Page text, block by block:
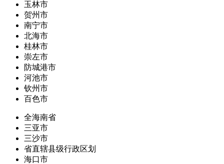
玉林市
贺州市
南宁市
北海市
桂林市
崇左市
防城港市
河池市
钦州市
百色市
全海南省
三亚市
三沙市
省直辖县级行政区划
海口市